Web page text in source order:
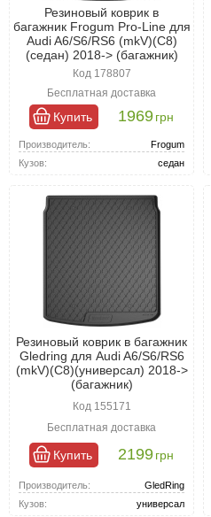
Резиновый коврик в
багажник Frogum Pro-Line для
Audi A6/S6/RS6 (mkV)(C8)
(седан) 2018-> (багажник)
Код 178807
Бесплатная доставка
Купить 1969грн
Производитель:
Frogum
Кузов:
седан
Резиновый коврик в багажник
Gledring для Audi A6/S6/RS6
(mkV)(C8)(универсал) 2018->
(багажник)
Код 155171
Бесплатная доставка
Купить 2199грн
Производитель:
GledRing
Кузов:
универсал